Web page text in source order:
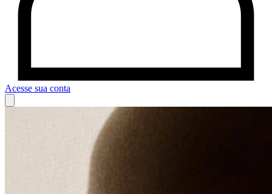
Acesse sua conta